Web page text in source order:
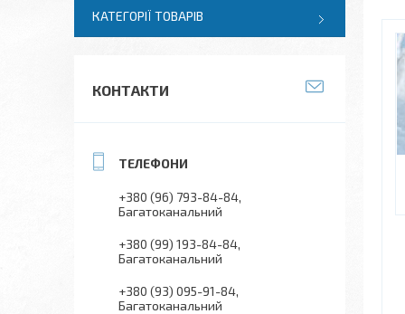
КАТЕГОРІЇ ТОВАРІВ
КОНТАКТИ
+380 (96) 793-84-84
Багатоканальний
+380 (99) 193-84-84
Багатоканальний
+380 (93) 095-91-84
Багатоканальний